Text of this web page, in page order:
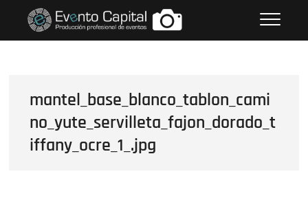
contenido
FOTOS GRUPO EMPRESARIAL
mantel_base_blanco_tablon_cami
no_yute_servilleta_fajon_dorado_t
iffany_ocre_1_.jpg